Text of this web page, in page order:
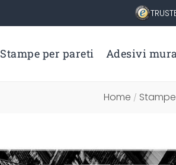
Stampe per pareti Adesivi
Home /